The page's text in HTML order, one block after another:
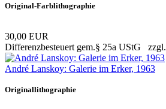
Original-Farblithographie
30,00 EUR
Differenzbesteuert gem.§ 25a UStG zzgl.
André Lanskoy: Galerie im Erker, 1963
Originallithographie